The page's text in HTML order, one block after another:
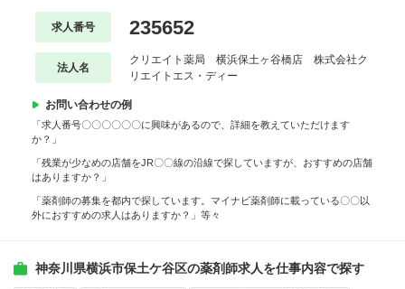
求人番号 235652
法人名
クリエイト薬局 横浜保土ヶ谷橋店 株式会社ク
リエイトエス・ディー
お問い合わせの例
「求人番号〇〇〇〇〇〇に興味があるので、詳細を教えていただけます
か？」
「残業が少なめの店舗をJR〇〇線の沿線で探していますが、おすすめの店舗
はありますか？」
「薬剤師の募集を都内で探しています。マイナビ薬剤師に載っている〇〇以
外におすすめの求人はありますか？」等々
神奈川県横浜市保土ケ谷区の薬剤師求人を仕事内容で探す